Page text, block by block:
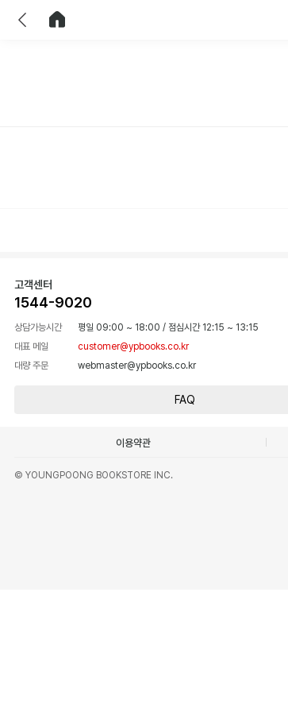
고객센터
1544-9020
상담가능시간 평일 09:00 ~ 18:00 / 점심시간 12:15 ~ 13:15
대표 메일
customer@ypbooks.co.kr
대량 주문
webmaster@ypbooks.co.kr
FAQ
이용약관
© YOUNGPOONG BOOKSTORE INC.